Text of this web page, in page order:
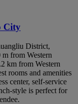
City
District,
from Western
km from Western
rooms and amenities
center, self-service
style is perfect for